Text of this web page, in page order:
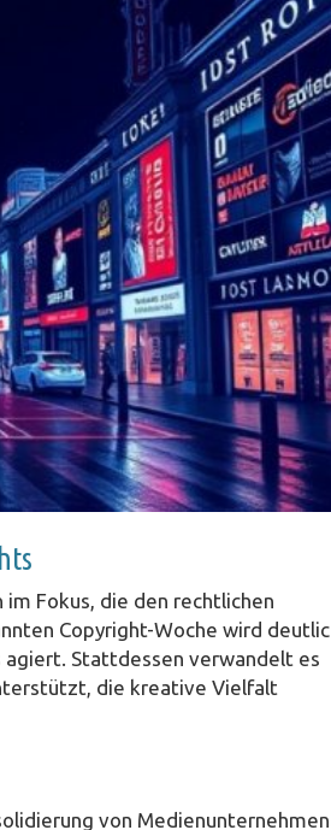
Fokus, die den rechtlichen
Copyright-Woche wird
agiert. Stattdessen verwandelt es
die kreative Vielfalt
von